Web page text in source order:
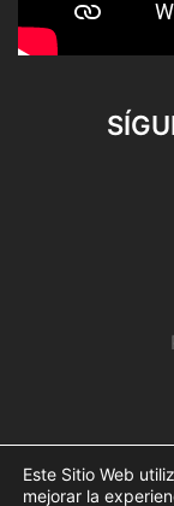
Este Sitio Web
mejorar la